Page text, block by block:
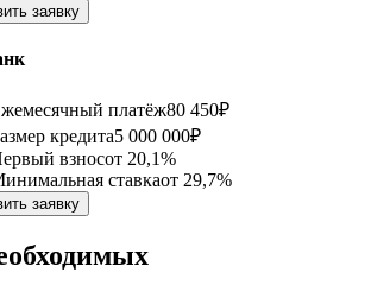
заявку
платёж80 450₽
кредита5 000 000₽
взносот 20,1%
ставкаот 29,7%
заявку